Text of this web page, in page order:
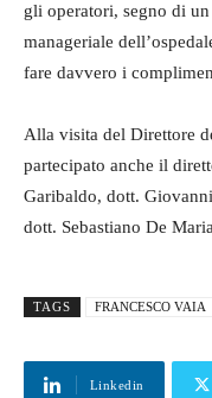
gli operatori, segno di
manageriale
fare davvero i
Alla visita del Direttore
partecipato anche il
Garibaldo, dott.
dott. Sebastiano De
TAGS FRANCESCO VAIA
Linkedin